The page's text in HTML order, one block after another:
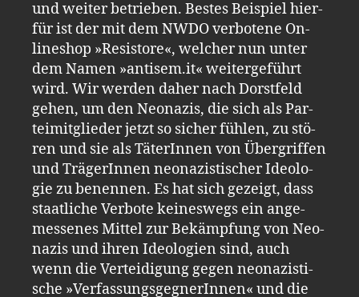
und wei­ter be­trie­ben. Bes­tes Bei­spiel hier­
für ist der mit dem NWDO ver­bo­te­ne On­
line­shop »Re­sis­to­re«, wel­cher nun unter
dem Namen »antisem.​it« wei­ter­ge­führt
wird. Wir wer­den daher nach Dorst­feld
gehen, um den Neo­na­zis, die sich als Par­
tei­mit­glie­der jetzt so si­cher füh­len, zu stö­
ren und sie als Tä­te­rIn­nen von Über­grif­fen
und Trä­ge­rIn­nen neo­na­zis­ti­scher Ideo­lo­
gie zu be­nen­nen. Es hat sich ge­zeigt, dass
staat­li­che Ver­bo­te kei­nes­wegs ein an­ge­
mes­se­nes Mit­tel zur Be­kämp­fung von Neo­
na­zis und ihren Ideo­lo­gi­en sind, auch
wenn die Ver­tei­di­gung gegen neo­na­zis­ti­
sche »Ver­fas­sungs­geg­ne­rIn­nen« und die